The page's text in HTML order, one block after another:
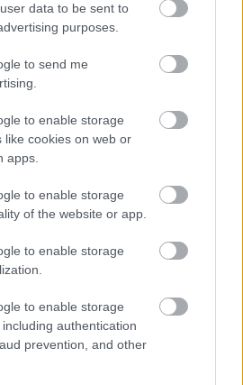
data to be sent to
purposes.
to send me
to enable storage
like cookies on web or
apps.
to enable storage
of the website or app.
to enable storage
to enable storage
authentication
prevention, and other
stúdióban dolgozik, ahol
testvér úgy dönt, hogy felújítják
A halálba táncoltatott leány
A múlt árnyai
amikor Steve elhatározza,
sérelmeiért.
Zsigmond Vilmos
t "szerezték
ő készítette. "Csodáltam a
forgatások idején
egy másik filmhez, így
fényképezte. A zeneszerző
már látta az
dinamikusan,
van megvágva. Azt